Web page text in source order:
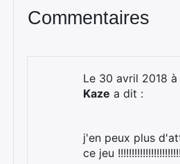
Commentaires
Le 30 avril 2018
Kaze a dit :
j'en peux plus
ce jeu